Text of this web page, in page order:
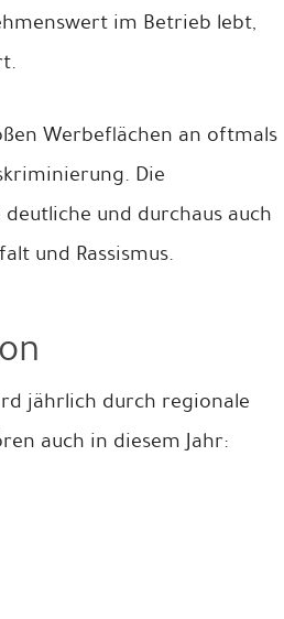
im Betrieb lebt,
Werbeflächen an oftmals
Die
und durchaus auch
und Rassismus.
jährlich durch regionale
auch in diesem Jahr: